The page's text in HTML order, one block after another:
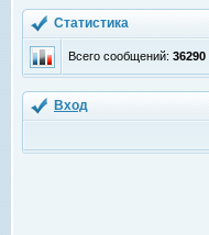
Статистика
Всего сообщений: 36290
Вход